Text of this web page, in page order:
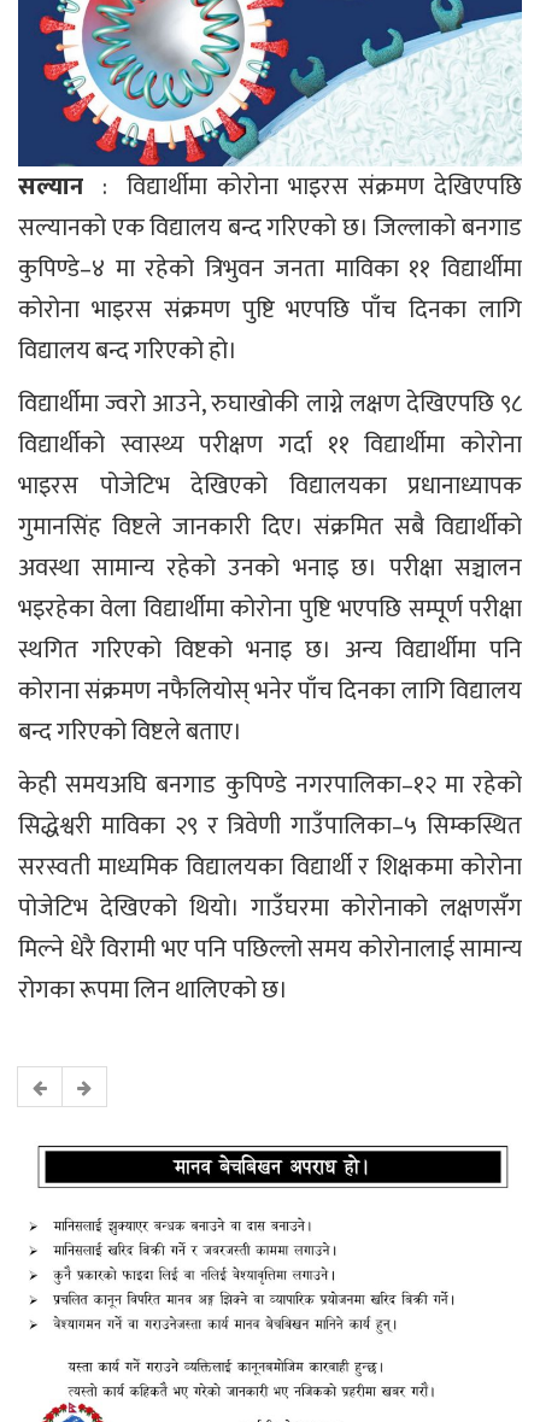
सल्यान : विद्यार्थीमा कोरोना भाइरस संक्रमण देखिएपछि
सल्यानको एक विद्यालय बन्द गरिएको छ। जिल्लाको बनगाड
कुपिण्डे–४ मा रहेको त्रिभुवन जनता माविका ११ विद्यार्थीमा
कोरोना भाइरस संक्रमण पुष्टि भएपछि पाँच दिनका लागि
विद्यालय बन्द गरिएको हो।
विद्यार्थीमा ज्वरो आउने, रुघाखोकी लाग्ने लक्षण देखिएपछि ९८
विद्यार्थीको स्वास्थ्य परीक्षण गर्दा ११ विद्यार्थीमा कोरोना
भाइरस पोजेटिभ देखिएको विद्यालयका प्रधानाध्यापक
गुमानसिंह विष्टले जानकारी दिए। संक्रमित सबै विद्यार्थीको
अवस्था सामान्य रहेको उनको भनाइ छ। परीक्षा सञ्चालन
भइरहेका वेला विद्यार्थीमा कोरोना पुष्टि भएपछि सम्पूर्ण परीक्षा
स्थगित गरिएको विष्टको भनाइ छ। अन्य विद्यार्थीमा पनि
कोराना संक्रमण नफैलियोस् भनेर पाँच दिनका लागि विद्यालय
बन्द गरिएको विष्टले बताए।
केही समयअघि बनगाड कुपिण्डे नगरपालिका–१२ मा रहेको
सिद्धेश्वरी माविका २९ र त्रिवेणी गाउँपालिका–५ सिम्कस्थित
सरस्वती माध्यमिक विद्यालयका विद्यार्थी र शिक्षकमा कोरोना
पोजेटिभ देखिएको थियो। गाउँघरमा कोरोनाको लक्षणसँग
मिल्ने धेरै विरामी भए पनि पछिल्लो समय कोरोनालाई सामान्य
रोगका रूपमा लिन थालिएको छ।